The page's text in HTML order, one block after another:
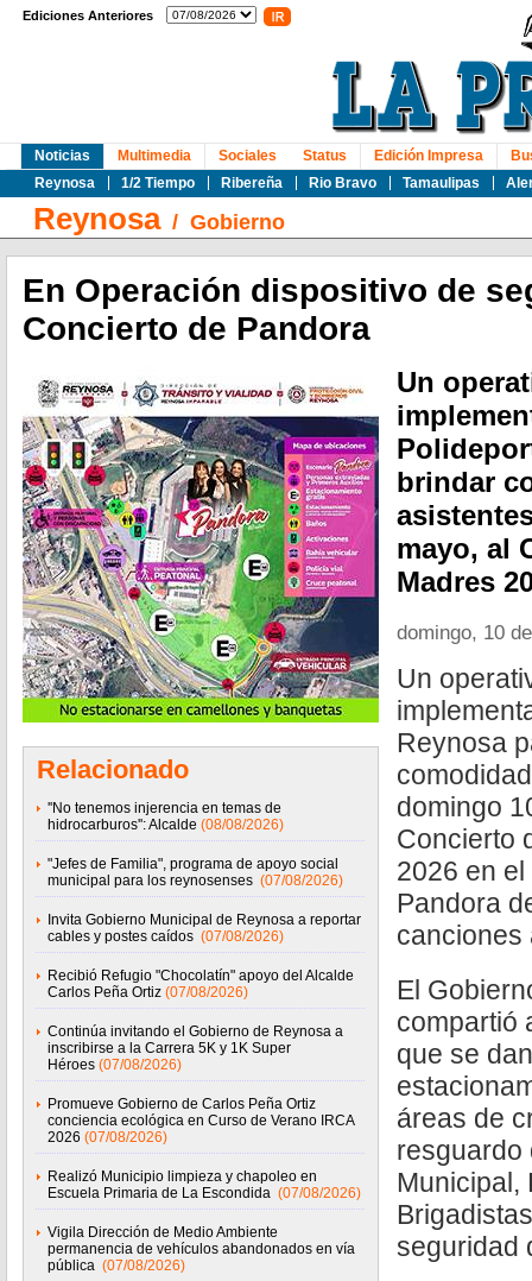
Ediciones Anteriores
Noticias
Reynosa
1/2 Tiempo Ribereña Rio Bravo Tamaulipas
Multimedia Sociales Status Edición Impresa
Reynosa/ Gobierno
En Operación dispositivo de
Concierto de Pandora
Relacionado
''No tenemos injerencia en temas de
hidrocarburos'': Alcalde (08/08/2026)
"Jefes de Familia", programa de apoyo social
municipal para los reynosenses (07/08/2026)
Invita Gobierno Municipal de Reynosa a reportar
cables y postes caídos (07/08/2026)
Recibió Refugio "Chocolatín" apoyo del Alcalde
Carlos Peña Ortiz (07/08/2026)
Continúa invitando el Gobierno de Reynosa a
inscribirse a la Carrera 5K y 1K Super
Héroes (07/08/2026)
Promueve Gobierno de Carlos Peña Ortiz
conciencia ecológica en Curso de Verano IRCA
2026 (07/08/2026)
Realizó Municipio limpieza y chapoleo en
Escuela Primaria de La Escondida (07/08/2026)
Vigila Dirección de Medio Ambiente
permanencia de vehículos abandonados en vía
pública (07/08/2026)
Un
brindar
mayo, al
Madres
domingo, 10
Un
Reynosa
domingo
Concierto
2026 en
Pandora
canciones
El
compartió
que se
áreas de
resguardo
Municipal,
seguridad